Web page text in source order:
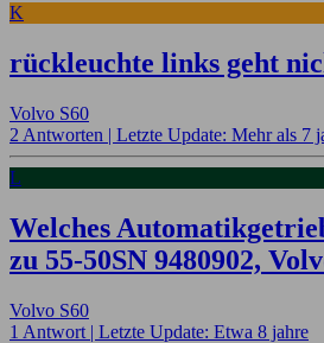
K
rückleuchte links geht
Volvo S60
2 Antworten | Letzte Update: Mehr als 7
L
Welches
zu 55-50SN 9480902,
Volvo S60
1 Antwort | Letzte Update: Etwa 8 jahre